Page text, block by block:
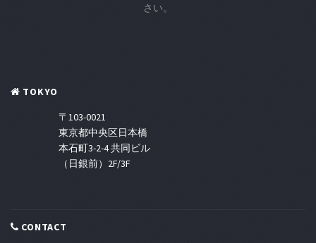
さい。
TOKYO
〒103-0021
東京都中央区日本橋
本石町3-2-4 共同ビル
（日銀前）2F/3F
CONTACT